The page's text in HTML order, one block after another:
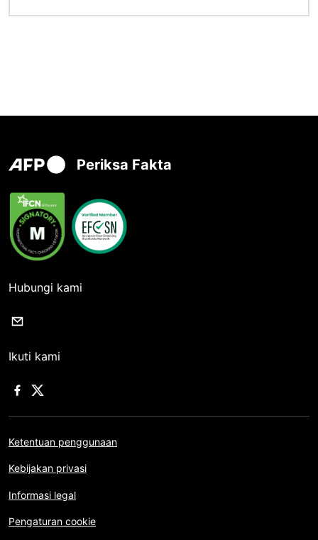
Periksa Fakta
Hubungi kami
Ikuti kami
Ketentuan penggunaan
Kebijakan privasi
Informasi legal
Pengaturan cookie